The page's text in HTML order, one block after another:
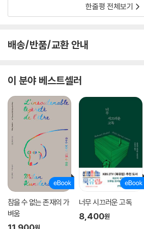
한줄평 전체보기
배송/반품/교환 안내
이 분야 베스트셀러
참을 수 없는 존재의 가
벼움
너무 시끄러운 고독
8,400원